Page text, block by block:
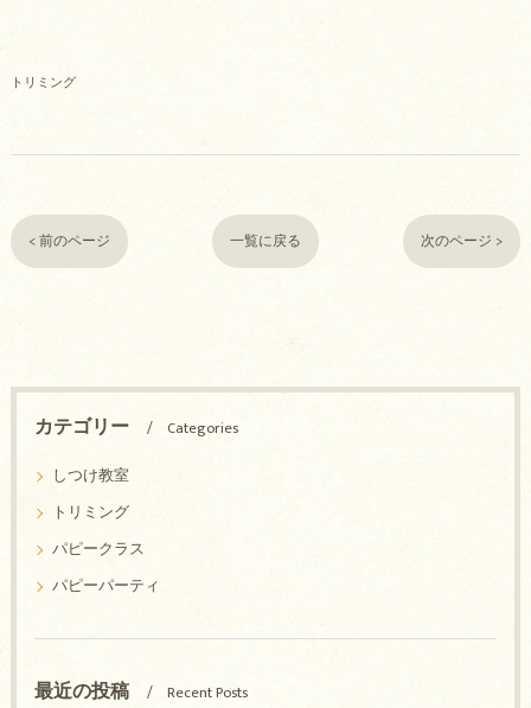
トリミング
< 前のページ 一覧に戻る 次のページ >
カテゴリー
Categories
しつけ教室
トリミング
パピークラス
パピーパーティ
最近の投稿 Recent Posts